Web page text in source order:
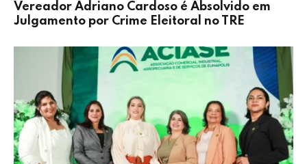
Vereador Adriano Cardoso é Absolvido em
Julgamento por Crime Eleitoral no TRE